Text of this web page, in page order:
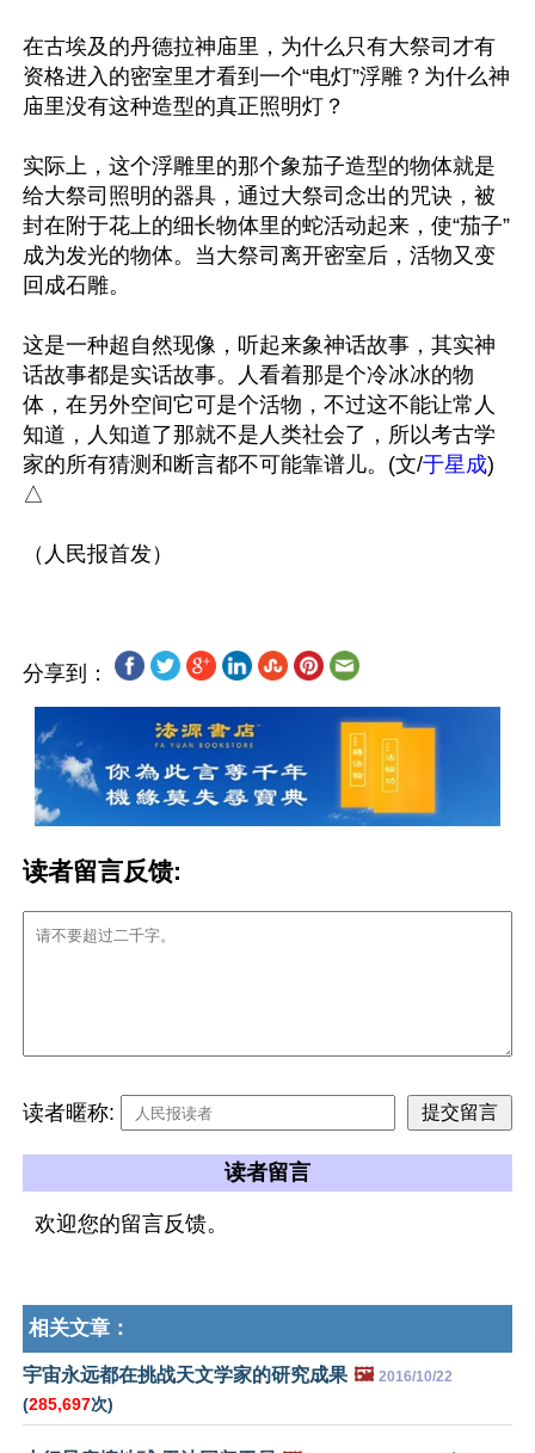
在古埃及的丹德拉神庙里，为什么只有大祭司才有
资格进入的密室里才看到一个“电灯”浮雕？为什么神
庙里没有这种造型的真正照明灯？
实际上，这个浮雕里的那个象茄子造型的物体就是
给大祭司照明的器具，通过大祭司念出的咒诀，被
封在附于花上的细长物体里的蛇活动起来，使“茄子”
成为发光的物体。当大祭司离开密室后，活物又变
回成石雕。
这是一种超自然现像，听起来象神话故事，其实神
话故事都是实话故事。人看着那是个冷冰冰的物
体，在另外空间它可是个活物，不过这不能让常人
知道，人知道了那就不是人类社会了，所以考古学
家的所有猜测和断言都不可能靠谱儿。(文/于星成)
△
分享到：
读者留言反馈:
读者暱称:
读者留言
欢迎您的留言反馈。
相关文章：
宇宙永远都在挑战天文学家的研究成果 🖼️ 2016/10/22
(285,697次)